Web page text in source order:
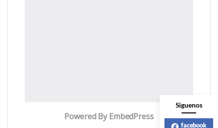
Powered By EmbedPress
Siguenos
facebook